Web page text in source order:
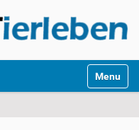
Toggle